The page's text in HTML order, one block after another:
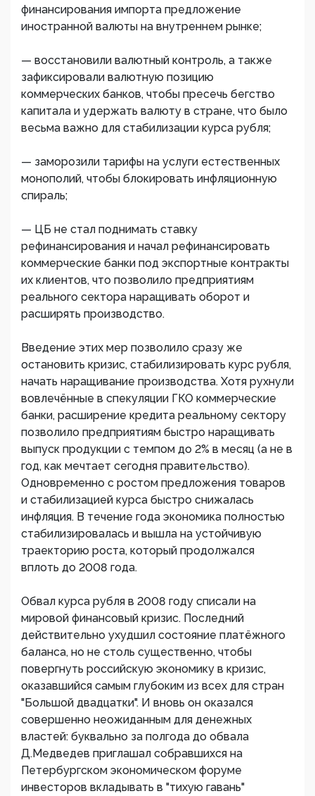
финансирования импорта предложение
иностранной валюты на внутреннем рынке;
— восстановили валютный контроль, а также
зафиксировали валютную позицию
коммерческих банков, чтобы пресечь бегство
капитала и удержать валюту в стране, что было
весьма важно для стабилизации курса рубля;
— заморозили тарифы на услуги естественных
монополий, чтобы блокировать инфляционную
спираль;
— ЦБ не стал поднимать ставку
рефинансирования и начал рефинансировать
коммерческие банки под экспортные контракты
их клиентов, что позволило предприятиям
реального сектора наращивать оборот и
расширять производство.
Введение этих мер позволило сразу же
остановить кризис, стабилизировать курс рубля,
начать наращивание производства. Хотя рухнули
вовлечённые в спекуляции ГКО коммерческие
банки, расширение кредита реальному сектору
позволило предприятиям быстро наращивать
выпуск продукции с темпом до 2% в месяц (а не в
год, как мечтает сегодня правительство).
Одновременно с ростом предложения товаров
и стабилизацией курса быстро снижалась
инфляция. В течение года экономика полностью
стабилизировалась и вышла на устойчивую
траекторию роста, который продолжался
вплоть до 2008 года.
Обвал курса рубля в 2008 году списали на
мировой финансовый кризис. Последний
действительно ухудшил состояние платёжного
баланса, но не столь существенно, чтобы
повергнуть российскую экономику в кризис,
оказавшийся самым глубоким из всех для стран
"Большой двадцатки". И вновь он оказался
совершенно неожиданным для денежных
властей: буквально за полгода до обвала
Д.Медведев приглашал собравшихся на
Петербургском экономическом форуме
инвесторов вкладывать в "тихую гавань"